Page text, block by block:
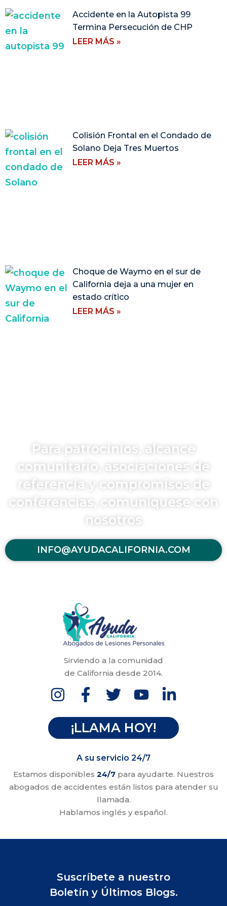
Accidente en la Autopista 99
Termina Persecución de CHP
LEER MÁS »
Colisión Frontal en el Condado de
Solano Deja Tres Muertos
LEER MÁS »
Choque de Waymo en el sur de
California deja a una mujer en
estado crítico
LEER MÁS »
Para patrocinios, alcance
comunitario, asociaciones de
referencia y compromisos de
conferencias, comuníquese con
nosotros
INFO@AYUDACALIFORNIA.COM
Sirviendo a la comunidad
de California desde 2014.
¡LLAMA HOY!
A su servicio 24/7
Estamos disponibles 24/7 para ayudarte. Nuestros
abogados de accidentes están listos para atender su
llamada.
Hablamos inglés y español.
Suscríbete a nuestro
Boletín y Últimos Blogs.